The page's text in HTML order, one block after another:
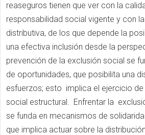
reaseguros tienen que ver con la
responsabilidad social vigente y con
distributiva, de los que depende la
una efectiva inclusión desde la
prevención de la exclusión social se
de oportunidades, que posibilita una
esfuerzos; esto implica el ejercicio de
social estructural. Enfrentar la
se funda en mecanismos de
que implica actuar sobre la